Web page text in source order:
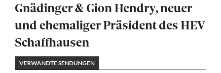
Gnädinger & Gion Hendry, neuer
und ehemaliger Präsident des HEV
Schaffhausen
VERWANDTE SENDUNGEN